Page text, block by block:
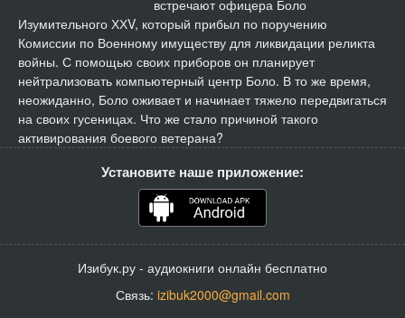
встречают офицера Боло
Изумительного ХХV, который прибыл по поручению
Комиссии по Военному имуществу для ликвидации реликта
войны. С помощью своих приборов он планирует
нейтрализовать компьютерный центр Боло. В то же время,
неожиданно, Боло оживает и начинает тяжело передвигаться
на своих гусеницах. Что же стало причиной такого
активирования боевого ветерана?
Установите наше приложение:
Изибук.ру - аудиокниги онлайн бесплатно
Связь: izibuk2000@gmail.com